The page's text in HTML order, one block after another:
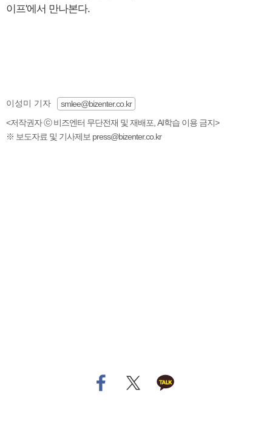
이프'에서 만나본다.
이성미 기자
smlee@bizenter.co.kr
<저작권자 ⓒ 비즈엔터 무단전재 및 재배포, AI학습 이용 금지>
※ 보도자료 및 기사제보 press@bizenter.co.kr